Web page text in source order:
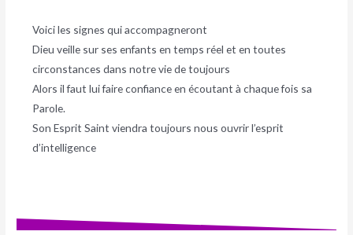
Voici les signes qui accompagneront
Dieu veille sur ses enfants en temps réel et en toutes
circonstances dans notre vie de toujours
Alors il faut lui faire confiance en écoutant à chaque fois sa
Parole.
Son Esprit Saint viendra toujours nous ouvrir l’esprit
d’intelligence